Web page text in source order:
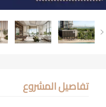
تفاصيل المشروع